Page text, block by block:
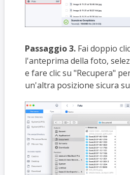
Passaggio 3. Fai doppio
l'anteprima della foto,
e fare clic su "Recupera"
un'altra posizione sicura